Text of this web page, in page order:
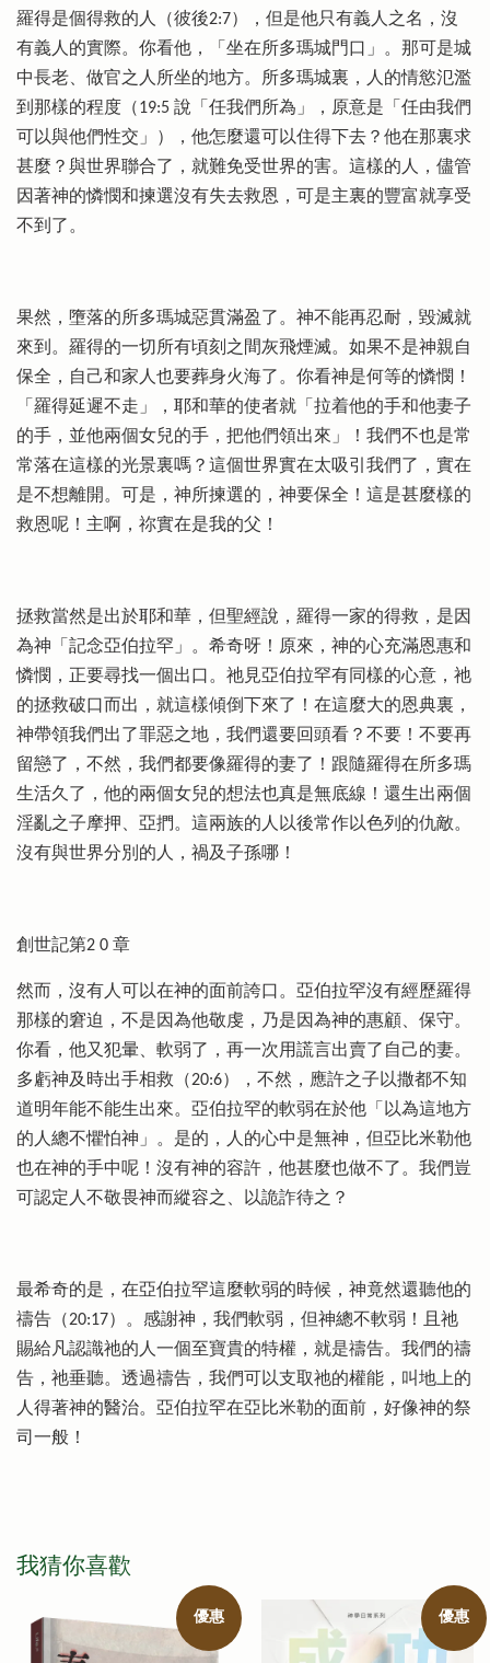
羅得是個得救的人（彼後2:7），但是他只有義人之名，沒
有義人的實際。你看他，「坐在所多瑪城門口」。那可是城
中長老、做官之人所坐的地方。所多瑪城裏，人的情慾氾濫
到那樣的程度（19:5 說「任我們所為」，原意是「任由我們
可以與他們性交」），他怎麼還可以住得下去？他在那裏求
甚麼？與世界聯合了，就難免受世界的害。這樣的人，儘管
因著神的憐憫和揀選沒有失去救恩，可是主裏的豐富就享受
不到了。
果然，墮落的所多瑪城惡貫滿盈了。神不能再忍耐，毀滅就
來到。羅得的一切所有頃刻之間灰飛煙滅。如果不是神親自
保全，自己和家人也要葬身火海了。你看神是何等的憐憫！
「羅得延遲不走」，耶和華的使者就「拉着他的手和他妻子
的手，並他兩個女兒的手，把他們領出來」！我們不也是常
常落在這樣的光景裏嗎？這個世界實在太吸引我們了，實在
是不想離開。可是，神所揀選的，神要保全！這是甚麼樣的
救恩呢！主啊，祢實在是我的父！
拯救當然是出於耶和華，但聖經說，羅得一家的得救，是因
為神「記念亞伯拉罕」。希奇呀！原來，神的心充滿恩惠和
憐憫，正要尋找一個出口。祂見亞伯拉罕有同樣的心意，祂
的拯救破口而出，就這樣傾倒下來了！在這麼大的恩典裏，
神帶領我們出了罪惡之地，我們還要回頭看？不要！不要再
留戀了，不然，我們都要像羅得的妻了！跟隨羅得在所多瑪
生活久了，他的兩個女兒的想法也真是無底線！還生出兩個
淫亂之子摩押、亞捫。這兩族的人以後常作以色列的仇敵。
沒有與世界分別的人，禍及子孫哪！
創世記第2 0 章
然而，沒有人可以在神的面前誇口。亞伯拉罕沒有經歷羅得
那樣的窘迫，不是因為他敬虔，乃是因為神的惠顧、保守。
你看，他又犯暈、軟弱了，再一次用謊言出賣了自己的妻。
多虧神及時出手相救（20:6），不然，應許之子以撒都不知
道明年能不能生出來。亞伯拉罕的軟弱在於他「以為這地方
的人總不懼怕神」。是的，人的心中是無神，但亞比米勒他
也在神的手中呢！沒有神的容許，他甚麼也做不了。我們豈
可認定人不敬畏神而縱容之、以詭詐待之？
最希奇的是，在亞伯拉罕這麼軟弱的時候，神竟然還聽他的
禱告（20:17）。感謝神，我們軟弱，但神總不軟弱！且祂
賜給凡認識祂的人一個至寶貴的特權，就是禱告。我們的禱
告，祂垂聽。透過禱告，我們可以支取祂的權能，叫地上的
人得著神的醫治。亞伯拉罕在亞比米勒的面前，好像神的祭
司一般！
我猜你喜歡
優惠 優惠